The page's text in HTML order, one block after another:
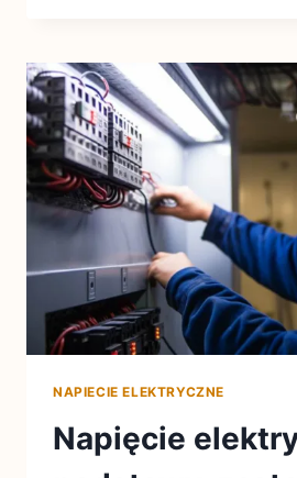
NAPIECIE ELEKTRYCZNE
Napięcie